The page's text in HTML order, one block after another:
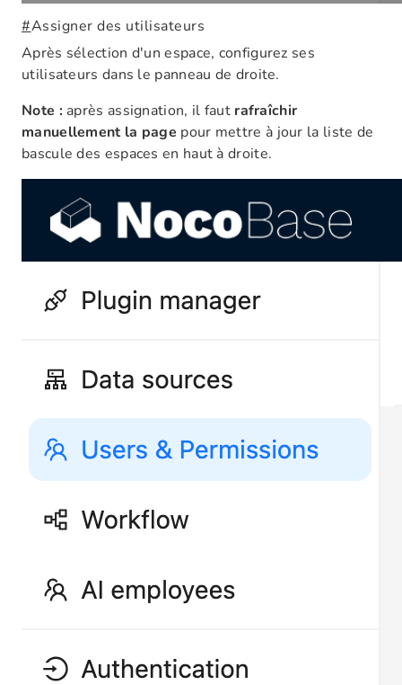
#Assigner des utilisateurs
Après sélection d'un espace, configurez ses
utilisateurs dans le panneau de droite.
Note :après assignation, il faut rafraîchir
manuellement la page pour mettre à jour la liste de
bascule des espaces en haut à droite.